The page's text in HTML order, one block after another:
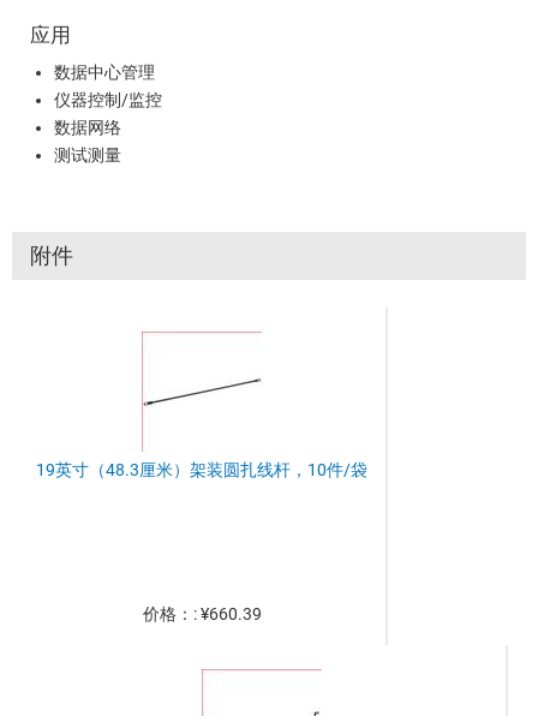
应用
数据中心管理
仪器控制/监控
数据网络
测试测量
附件
19英寸（48.3厘米）架装圆扎线杆，10件/袋
价格：: ¥660.39